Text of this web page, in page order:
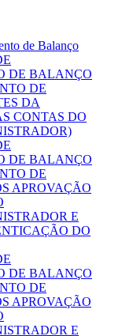
de Balanço
DE BALANÇO
DE
DA
CONTAS DO
DE BALANÇO
DE
APROVAÇÃO
E
DO
DE BALANÇO
DE
APROVAÇÃO
E